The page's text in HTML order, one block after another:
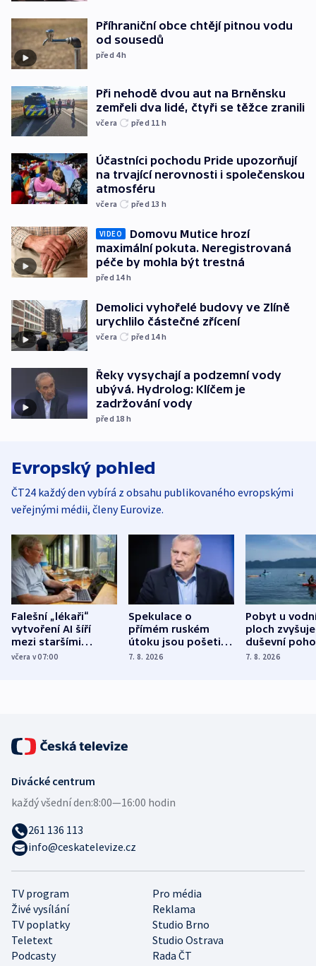
Příhraniční obce chtějí pitnou vodu
od sousedů
před 4h
Při nehodě dvou aut na Brněnsku
zemřeli dva lidé, čtyři se těžce zranili
včera před 11 h
Účastníci pochodu Pride upozorňují
na trvající nerovnosti i společenskou
atmosféru
včera před 13 h
VIDEO
Domovu Mutice hrozí
maximální pokuta. Neregistrovaná
péče by mohla být trestná
před 14h
Demolici vyhořelé budovy ve Zlíně
urychlilo částečné zřícení
včera před 14h
Řeky vysychají a podzemní vody
ubývá. Hydrolog: Klíčem je
zadržování vody
před 18 h
Evropský pohled
ČT24 každý den vybírá z obsahu publikovaného evropskými
veřejnými médii, členy Eurovize.
Falešní „lékaři“
vytvoření AI šíří
mezi staršími
Poláky nebezpečné
včera v 07:00
Spekulace o
přímém ruském
útoku jsou pošetilé,
míní estonský
7. 8. 2026
Pobyt u
ploch zvyšuje
duševní
ukázala
7. 8. 2026
TV program
Pro média
Živé vysílání
Reklama
TV poplatky
Studio Brno
Teletext
Studio Ostrava
Podcasty
Rada ČT
Divácké centrum
každý všední den:8:00—16:00 hodin
261 136 113
info@ceskatelevize.cz